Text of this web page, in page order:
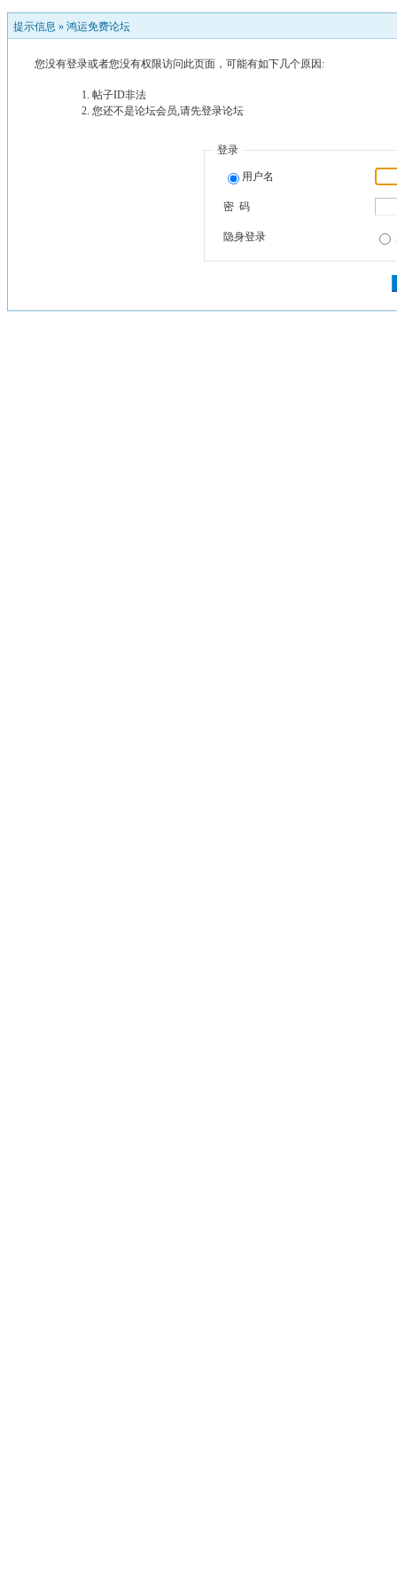
提示信息 » 鸿运免费论坛
您没有登录或者您没有权限访问此页面，可能有如下几个原因:
帖子ID非法
您还不是论坛会员,请先登录论坛
登录
用户名
密 码
隐身登录